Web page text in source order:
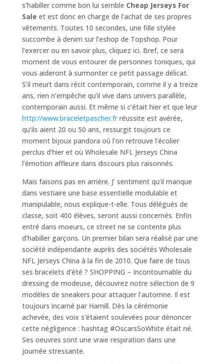
s’habiller comme bon lui semble Cheap Jerseys For
Sale et est donc en charge de l’achat de ses propres
vêtements. Toutes 10 secondes, une fille stylée
succombe à denim sur l’eshop de Topshop. Pour
l’exercer ou en savoir plus, cliquez ici. Bref, ce sera
moment de vous entourer de personnes toniques, qui
vous aideront à surmonter ce petit passage délicat.
S’il meurt dans récit contemporain, comme il y a treize
ans, rien n’empêche qu’il vive dans univers parallèle,
contemporain aussi. Et même si c’était hier et que leur
http://www.braceletpascher.frréussite est avérée,
qu’ils aient 20 ou 50 ans, ressurgit toujours ce
moment bijoux pandora où l’on retrouve l’écolier
perclus d’hier et où Wholesale NFL Jerseys China
l’émotion affleure dans discours plus raisonnés.
Mais faisons pas en arrière. J’ sentiment qu’il manque
dans vestiaire une base essentielle modulable et
manipulable, nous explique-t-elle. Tous délégués de
classe, soit 400 élèves, seront aussi concernés. Enfin
entré dans moeurs, ce street ne se contente plus
d’habiller garçons. Un premier bilan sera réalisé par une
société indépendante auprès des sociétés Wholesale
NFL Jerseys China à la fin de 2010. Que faire de tous
ses bracelets d’été ? SHOPPING – Incontournable du
dressing de modeuse, découvrez notre sélection de 9
modèles de sneakers pour attaquer l’automne. Il est
toujours incarné par Hamill. Dès la cérémonie
achevée, des voix s’étaient soulevées pour dénoncer
cette négligence : hashtag #OscarsSoWhite était né.
Ses oeuvres sont une vraie respiration dans une
journée stressante.